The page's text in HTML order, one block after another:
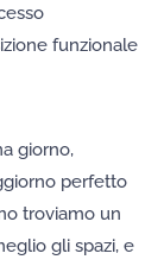
funzionale
giorno,
perfetto
troviamo un
gli spazi, e